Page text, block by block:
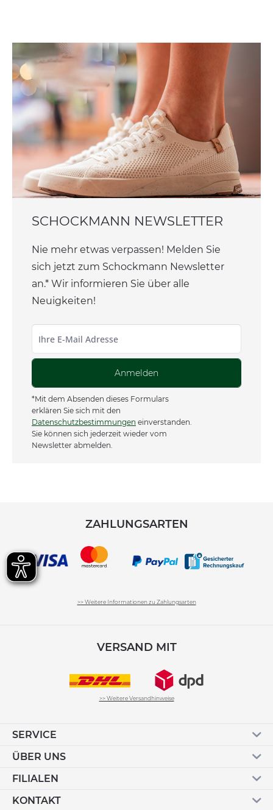
SCHOCKMANN NEWSLETTER
Nie mehr etwas verpassen! Melden Sie
sich jetzt zum Schockmann Newsletter
an.* Wir informieren Sie über alle
Neuigkeiten!
Anmelden
*Mit dem Absenden dieses Formulars
erklären Sie sich mit den
Datenschutzbestimmungen einverstanden.
Sie können sich jederzeit wieder vom
Newsletter abmelden.
ZAHLUNGSARTEN
>> Weitere Informationen zu Zahlungsarten
VERSAND MIT
>> Weitere Versandhinweise
SERVICE
ÜBER UNS
FILIALEN
KONTAKT